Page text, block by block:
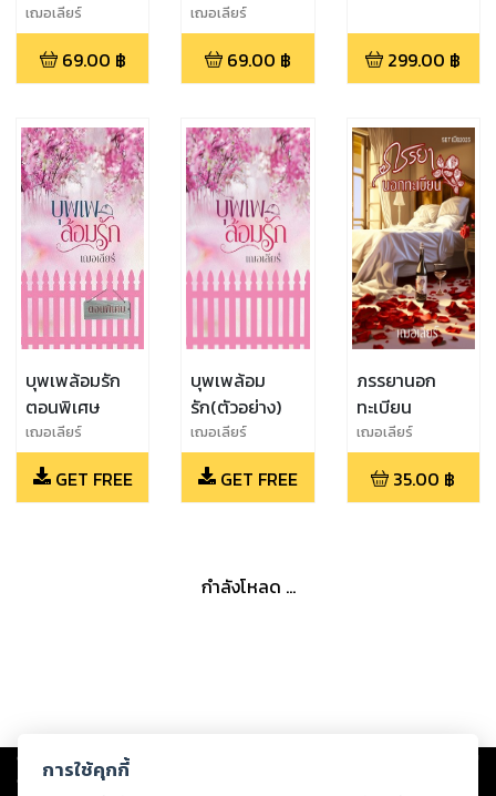
เฌอเลียร์
69.00 ฿
เฌอเลียร์
69.00 ฿ 299.00 ฿
บุพเพล้อมรัก
ตอนพิเศษ
เฌอเลียร์
GET FREE
บุพเพล้อม
รัก(ตัวอย่าง)
เฌอเลียร์
GET FREE
ภรรยานอก
ทะเบียน
เฌอเลียร์
35.00 ฿
กำลังโหลด ...
Copyright © 2026
ต่อผลงานหรือเนื้อหาใดที่อัปโหลดผ่านเว็บไซต์และปรากฏว่าละเมิดสิทธิใน
การใช้คุกกี้